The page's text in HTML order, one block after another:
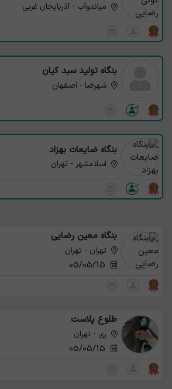
میاندوآب - آذربایجان غربی
بنگاه تولید سبد کیان
شهرضا - اصفهان
بنگاه ضایعات بهزاد
اسلامشهر - تهران
بنگاه معین رضایی
تهران - تهران
طلوع پلاست
ری - تهران